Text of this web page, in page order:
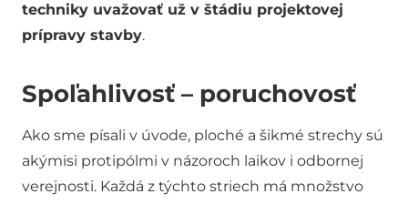
techniky uvažovať už v štádiu projektovej
prípravy stavby.
Spoľahlivosť – poruchovosť
Ako sme písali v úvode, ploché a šikmé strechy sú
akýmisi protipólmi v názoroch laikov i odbornej
verejnosti. Každá z týchto striech má množstvo